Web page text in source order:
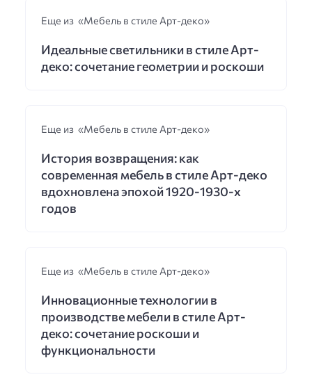
Еще из «Мебель в стиле Арт-деко»
Идеальные светильники в стиле Арт-
деко: сочетание геометрии и роскоши
Еще из «Мебель в стиле Арт-деко»
История возвращения: как
современная мебель в стиле Арт-деко
вдохновлена эпохой 1920-1930-х
годов
Еще из «Мебель в стиле Арт-деко»
Инновационные технологии в
производстве мебели в стиле Арт-
деко: сочетание роскоши и
функциональности